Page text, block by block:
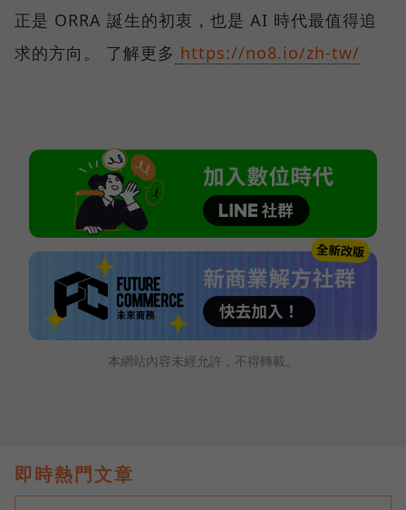
正是 ORRA 誕生的初衷，也是 AI 時代最值得追
求的方向。 了解更多 https://no8.io/zh-tw/
本網站內容未經允許，不得轉載。
即時熱門文章